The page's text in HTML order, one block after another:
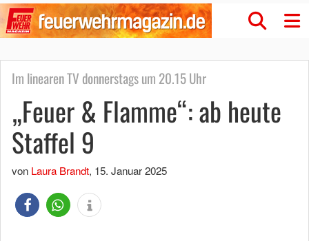
Im linearen TV donnerstags um 20.15 Uhr
„Feuer & Flamme“: ab heute
Staffel 9
von Laura Brandt, 15. Januar 2025